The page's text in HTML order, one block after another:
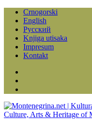
Crnogorski
English
Русский
Knjiga utisaka
Impresum
Kontakt